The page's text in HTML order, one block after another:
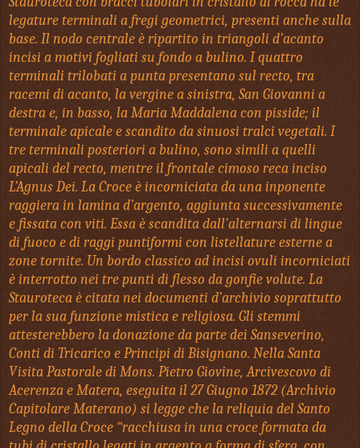
legature terminali a fregi geometrici, presenti anche sulla
base. Il nodo centrale è ripartito in triangoli d’acanto
incisi a motivi fogliati su fondo a bulino. I quattro
terminali trilobati a punta presentano sul recto, tra
racemi di acanto, la vergine a sinistra, San Giovanni a
destra e, in basso, la Maria Maddalena con pisside; il
terminale apicale e scandito da sinuosi tralci vegetali. I
tre terminali posteriori a bulino, sono simili a quelli
apicali del recto, mentre il frontale cimoso reca inciso
L’Agnus Dei. La Croce è incorniciata da una inponente
raggiera in lamina d’argento, aggiunta successivamente
e fissata con viti. Essa è scandita dall’alternarsi di lingue
di fuoco e di raggi puntiformi con listellature esterne a
zone tornite. Un bordo classico ad incisi ovuli incorniciati
è interrotto nei tre punti di flesso da gonfie volute. La
Stauroteca è citata nei documenti d’archivio soprattutto
per la sua funzione mistica e religiosa. Gli stemmi
attesterebbero la donazione da parte dei Sanseverino,
Conti di Tricarico e Principi di Bisignano. Nella Santa
Visita Pastorale di Mons. Pietro Giovine, Arcivescovo di
Acerenza e Matera, eseguita il 27 Giugno 1872 (Archivio
Capitolare Materano) si legge che la reliquia del Santo
Legno della Croce “racchiusa in una croce formata da